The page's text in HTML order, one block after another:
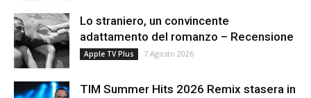
Lo straniero, un convincente
adattamento del romanzo – Recensione
Apple TV Plus 7 Agosto 2026
TIM Summer Hits 2026 Remix stasera in